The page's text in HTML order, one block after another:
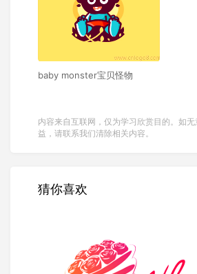
baby monster宝贝怪物
内容来自互联网，仅为学习欣赏目的。如
益，请联系我们清除相关内容。
猜你喜欢